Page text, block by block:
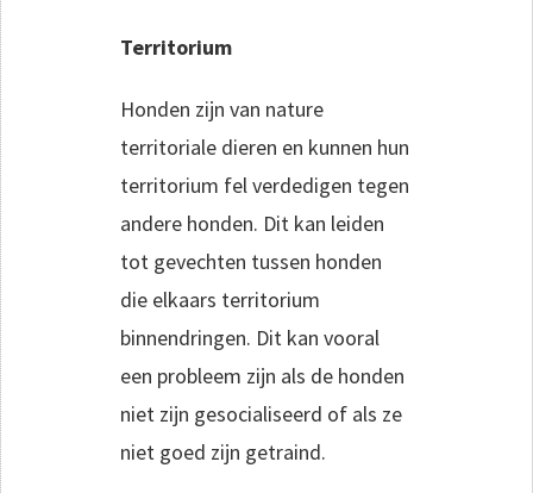
Territorium
Honden zijn van nature
territoriale dieren en kunnen hun
territorium fel verdedigen tegen
andere honden. Dit kan leiden
tot gevechten tussen honden
die elkaars territorium
binnendringen. Dit kan vooral
een probleem zijn als de honden
niet zijn gesocialiseerd of als ze
niet goed zijn getraind.